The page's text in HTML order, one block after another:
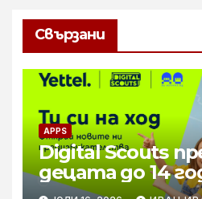
Свързани
APPS
Digital Scouts
децата до 14
онлайн игра